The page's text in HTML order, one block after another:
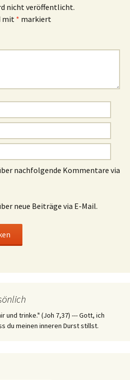
nicht veröffentlicht.
mit * markiert
nachfolgende Kommentare via
neue Beiträge via E-Mail.
und trinke." (Joh 7,37) --- Gott, ich
du meinen inneren Durst stillst.